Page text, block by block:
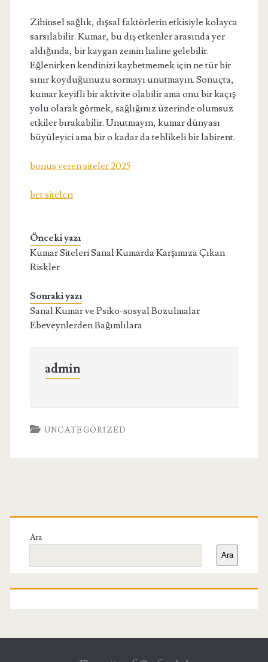
Zihinsel sağlık, dışsal faktörlerin etkisiyle kolayca
sarsılabilir. Kumar, bu dış etkenler arasında yer
aldığında, bir kaygan zemin haline gelebilir.
Eğlenirken kendinizi kaybetmemek için ne tür bir
sınır koyduğunuzu sormayı unutmayın. Sonuçta,
kumar keyifli bir aktivite olabilir ama onu bir kaçış
yolu olarak görmek, sağlığınız üzerinde olumsuz
etkiler bırakabilir. Unutmayın, kumar dünyası
büyüleyici ama bir o kadar da tehlikeli bir labirent.
bonus veren siteler 2025
bet siteleri
Önceki yazı
Kumar Siteleri Sanal Kumarda Karşımıza Çıkan
Riskler
Sonraki yazı
Sanal Kumar ve Psiko-sosyal Bozulmalar
Ebeveynlerden Bağımlılara
admin
UNCATEGORIZED
Birincil
Yan
Menü
Ara
Ara